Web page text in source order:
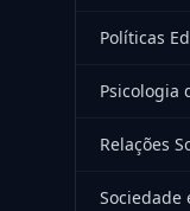
Políticas
Psicologia
Relações
Sociedade